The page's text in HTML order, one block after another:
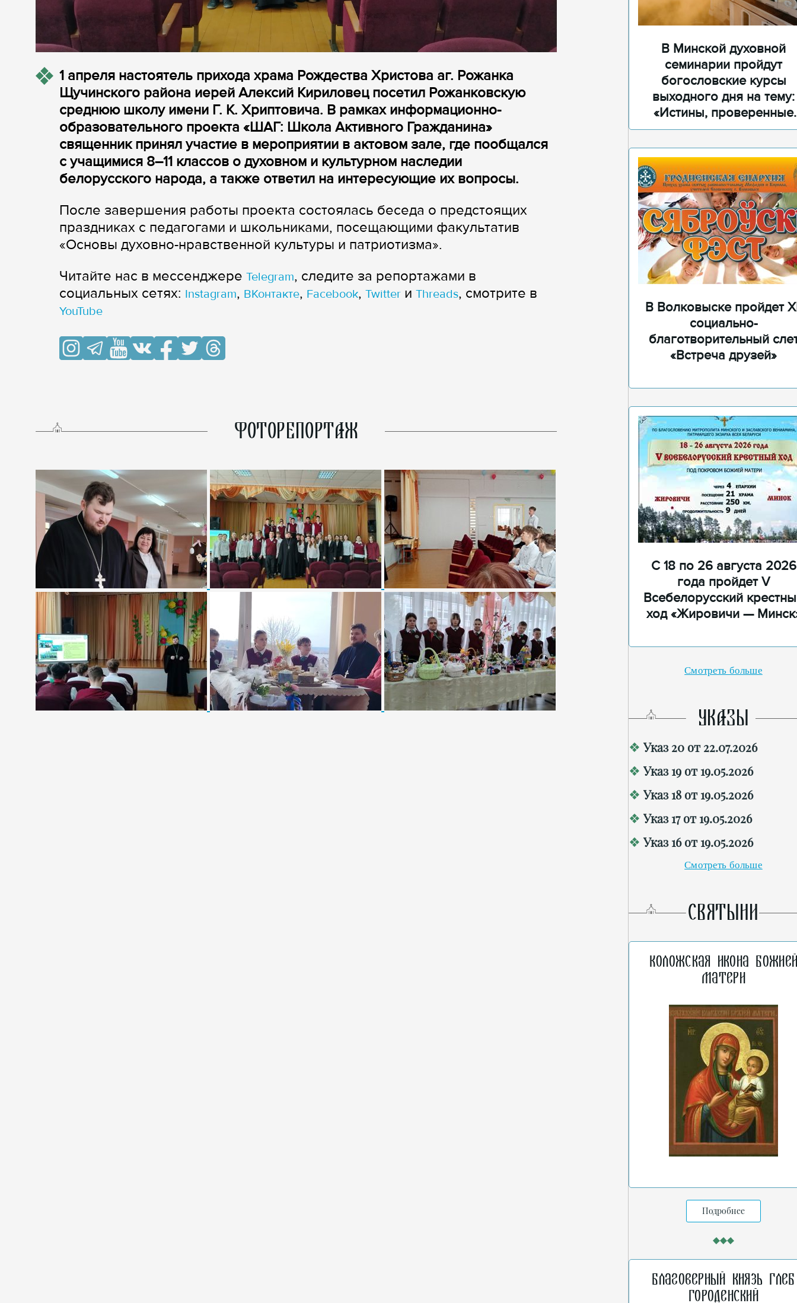
1 апреля настоятель прихода храма Рождества Христова аг. Рожанка
Щучинского района иерей Алексий Кириловец посетил Рожанковскую
среднюю школу имени Г. К. Хриптовича. В рамках информационно-
образовательного проекта «ШАГ: Школа Активного Гражданина»
священник принял участие в мероприятии в актовом зале, где пообщался
с учащимися 8–11 классов о духовном и культурном наследии
белорусского народа, а также ответил на интересующие их вопросы.
После завершения работы проекта состоялась беседа о предстоящих
праздниках с педагогами и школьниками, посещающими факультатив
«Основы духовно-нравственной культуры и патриотизма».
Читайте нас в мессенджере Telegram, следите за репортажами в
cоциальных сетях: Instagram, ВКонтакте, Facebook, Twitter и Threads, смотрите в
YouTube
ФОТОРЕПОРТАЖ
В Минской духовной
семинарии пройдут
богословские курсы
выходного дня на тему:
«Истины, проверенные
временем»
В Волковыске пройдет
социально-
благотворительный
«Встреча друзей»
С 18 по 26 августа 2026
года пройдет V
Всебелорусский
ход «Жировичи —
Смотреть больше
УКАЗЫ
Указ 20 от 22.07.2026
Указ 19 от 19.05.2026
Указ 18 от 19.05.2026
Указ 17 от 19.05.2026
Указ 16 от 19.05.2026
Смотреть больше
СВЯТЫНИ
Коложская икона
Матери
Подробнее
Благоверный князь Глеб
Городенский